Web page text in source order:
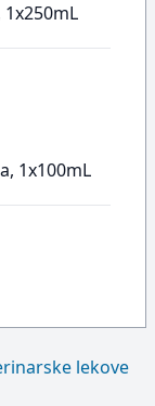
1x100mL
lekove